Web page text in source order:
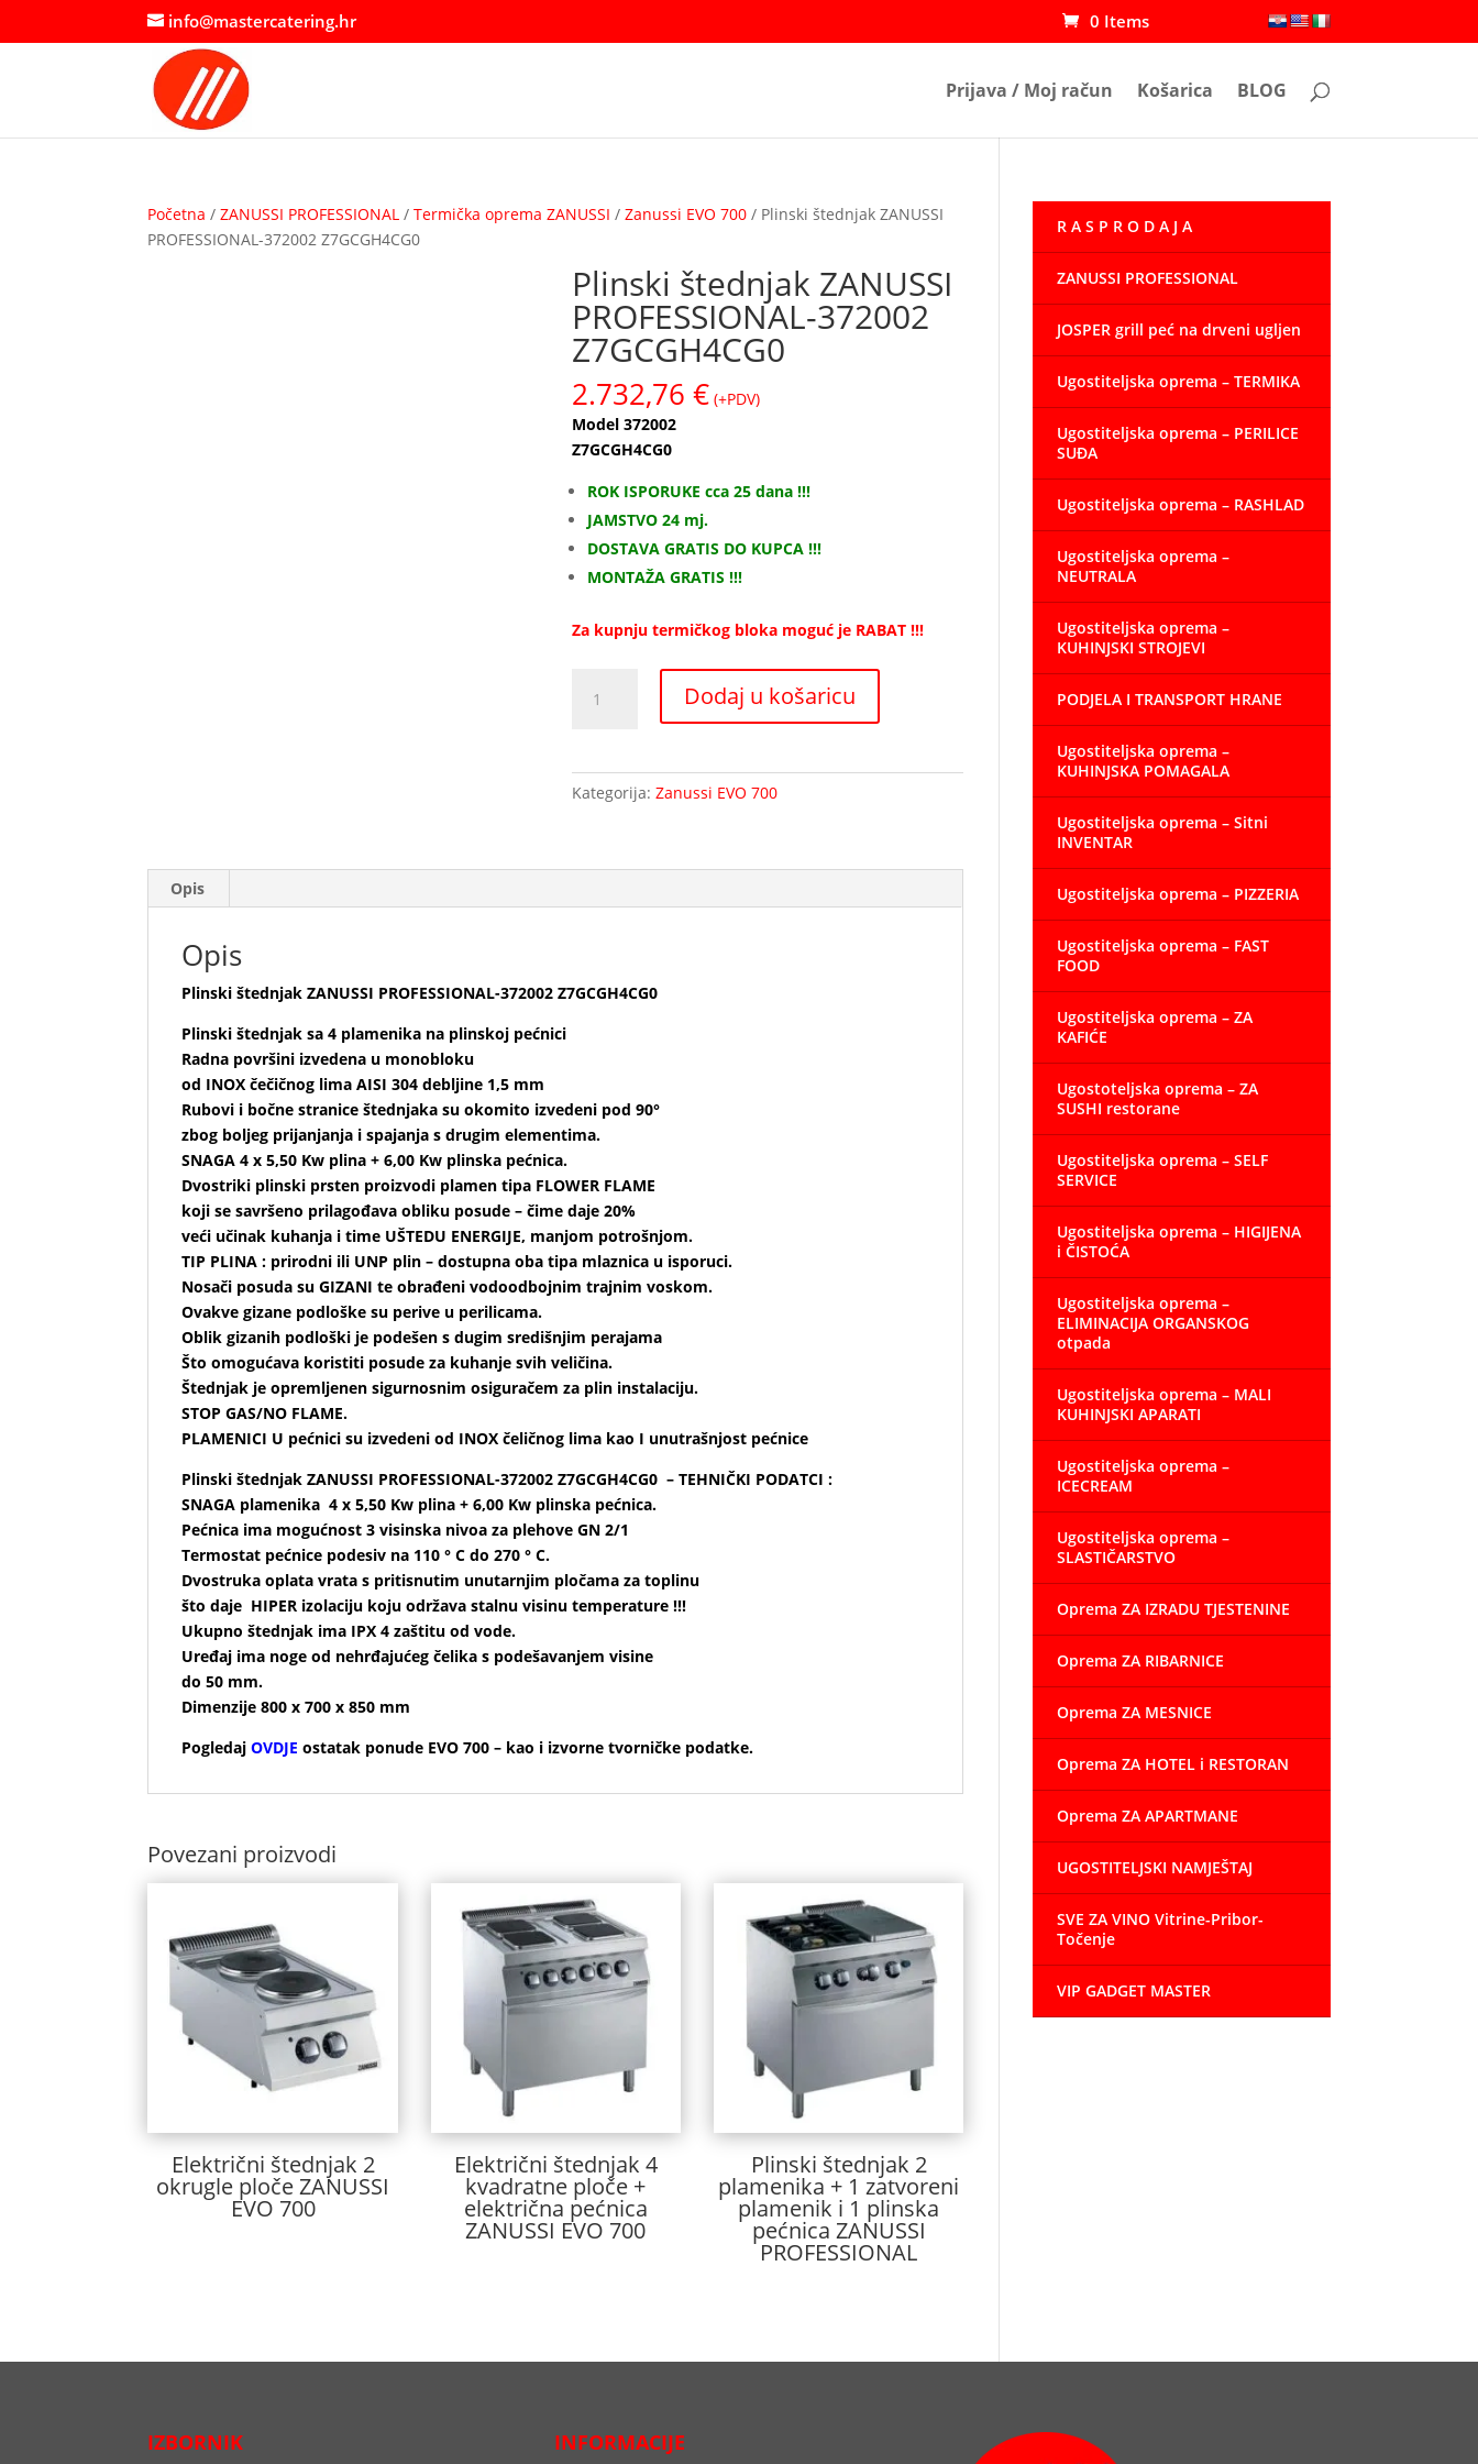
info@mastercatering.hr 0 Items
Prijava / Moj račun Košarica BLOG
Početna /ZANUSSI PROFESSIONAL /Termička oprema ZANUSSI /Zanussi EVO 700 / Plinski štednjak ZANUSSI
PROFESSIONAL-372002 Z7GCGH4CG0
Plinski štednjak ZANUSSI
PROFESSIONAL-372002
Z7GCGH4CG0
2.732,76€ (+PDV)
Model 372002
Z7GCGH4CG0
ROK ISPORUKE cca 25 dana !!!
JAMSTVO 24 mj.
DOSTAVA GRATIS DO KUPCA !!!
MONTAŽA GRATIS !!!
Za kupnju termičkog bloka moguć je RABAT !!!
štednjak
Z7GCGH4CG0
Dodaj u košaricu
Kategorija:Zanussi EVO 700
Opis
Opis
Plinski štednjak ZANUSSI PROFESSIONAL-372002 Z7GCGH4CG0
Plinski štednjak sa 4 plamenika na plinskoj pećnici
Radna površini izvedena u monobloku
od INOX čečičnog lima AISI 304debljine 1,5 mm
Rubovi i bočne stranice štednjaka su okomito izvedeni pod 90°
zbog boljeg prijanjanja i spajanja s drugim elementima.
SNAGA 4 x 5,50 Kw plina + 6,00 Kw plinska pećnica.
Dvostriki plinski prsten proizvodi plamen tipa FLOWER FLAME
koji se savršeno prilagođava obliku posude – čime daje 20%
veći učinak kuhanja i time UŠTEDU ENERGIJE, manjom potrošnjom.
TIP PLINA : prirodni ili UNP plin – dostupna oba tipa mlaznica u isporuci.
Nosači posuda su GIZANI te obrađeni vodoodbojnim trajnim voskom.
Ovakve gizane podloške su perive u perilicama.
Oblik gizanih podloški je podešen s dugim središnjim perajama
Što omogućava koristiti posude za kuhanje svih veličina.
Štednjak je opremljenen sigurnosnim osiguračem za plin instalaciju.
STOP GAS/NO FLAME.
PLAMENICI U pećnici su izvedeni od INOX čeličnog lima kao I unutrašnjost pećnice
Plinski štednjak ZANUSSI PROFESSIONAL-372002 Z7GCGH4CG0 – TEHNIČKI PODATCI :
SNAGA plamenika 4 x 5,50 Kw plina + 6,00 Kw plinska pećnica.
Pećnica ima mogućnost 3 visinska nivoa za plehove GN 2/1
Termostat pećnice podesiv na 110 ° C do 270 ° C.
Dvostruka oplata vrata s pritisnutim unutarnjim pločama za toplinu
što daje HIPER izolaciju koju održava stalnu visinu temperature !!!
Ukupno štednjak ima IPX 4 zaštitu od vode.
Uređaj ima noge od nehrđajućeg čelika s podešavanjem visine
do 50 mm.
Dimenzije 800 x 700 x 850 mm
PogledajOVDJE ostatak ponude EVO 700 – kao i izvornetvorničke podatke.
Povezani proizvodi
Električni štednjak 2
okrugle ploče ZANUSSI
EVO 700
Električni štednjak 4
kvadratne ploče +
električna pećnica
ZANUSSI EVO 700
Plinski štednjak 2
plamenika + 1 zatvoreni
plamenik i 1 plinska
pećnica ZANUSSI
PROFESSIONAL
R A S P R O D A J A
ZANUSSI PROFESSIONAL
JOSPER grill peć na drveni ugljen
Ugostiteljska oprema – TERMIKA
Ugostiteljska oprema – PERILICE
SUĐA
Ugostiteljska oprema – RASHLAD
Ugostiteljska oprema –
NEUTRALA
Ugostiteljska oprema –
KUHINJSKI STROJEVI
PODJELA I TRANSPORT HRANE
Ugostiteljska oprema –
KUHINJSKA POMAGALA
Ugostiteljska oprema – Sitni
INVENTAR
Ugostiteljska oprema – PIZZERIA
Ugostiteljska oprema – FAST
FOOD
Ugostiteljska oprema – ZA
KAFIĆE
Ugostoteljska oprema – ZA
SUSHI restorane
Ugostiteljska oprema – SELF
SERVICE
Ugostiteljska oprema – HIGIJENA
i ČISTOĆA
Ugostiteljska oprema –
ELIMINACIJA ORGANSKOG
otpada
Ugostiteljska oprema – MALI
KUHINJSKI APARATI
Ugostiteljska oprema –
ICECREAM
Ugostiteljska oprema –
SLASTIČARSTVO
Oprema ZA IZRADU TJESTENINE
Oprema ZA RIBARNICE
Oprema ZA MESNICE
Oprema ZA HOTEL i RESTORAN
Oprema ZA APARTMANE
UGOSTITELJSKI NAMJEŠTAJ
SVE ZA VINO Vitrine-Pribor-
Točenje
VIP GADGET MASTER
IZBORNIK INFORMACIJE